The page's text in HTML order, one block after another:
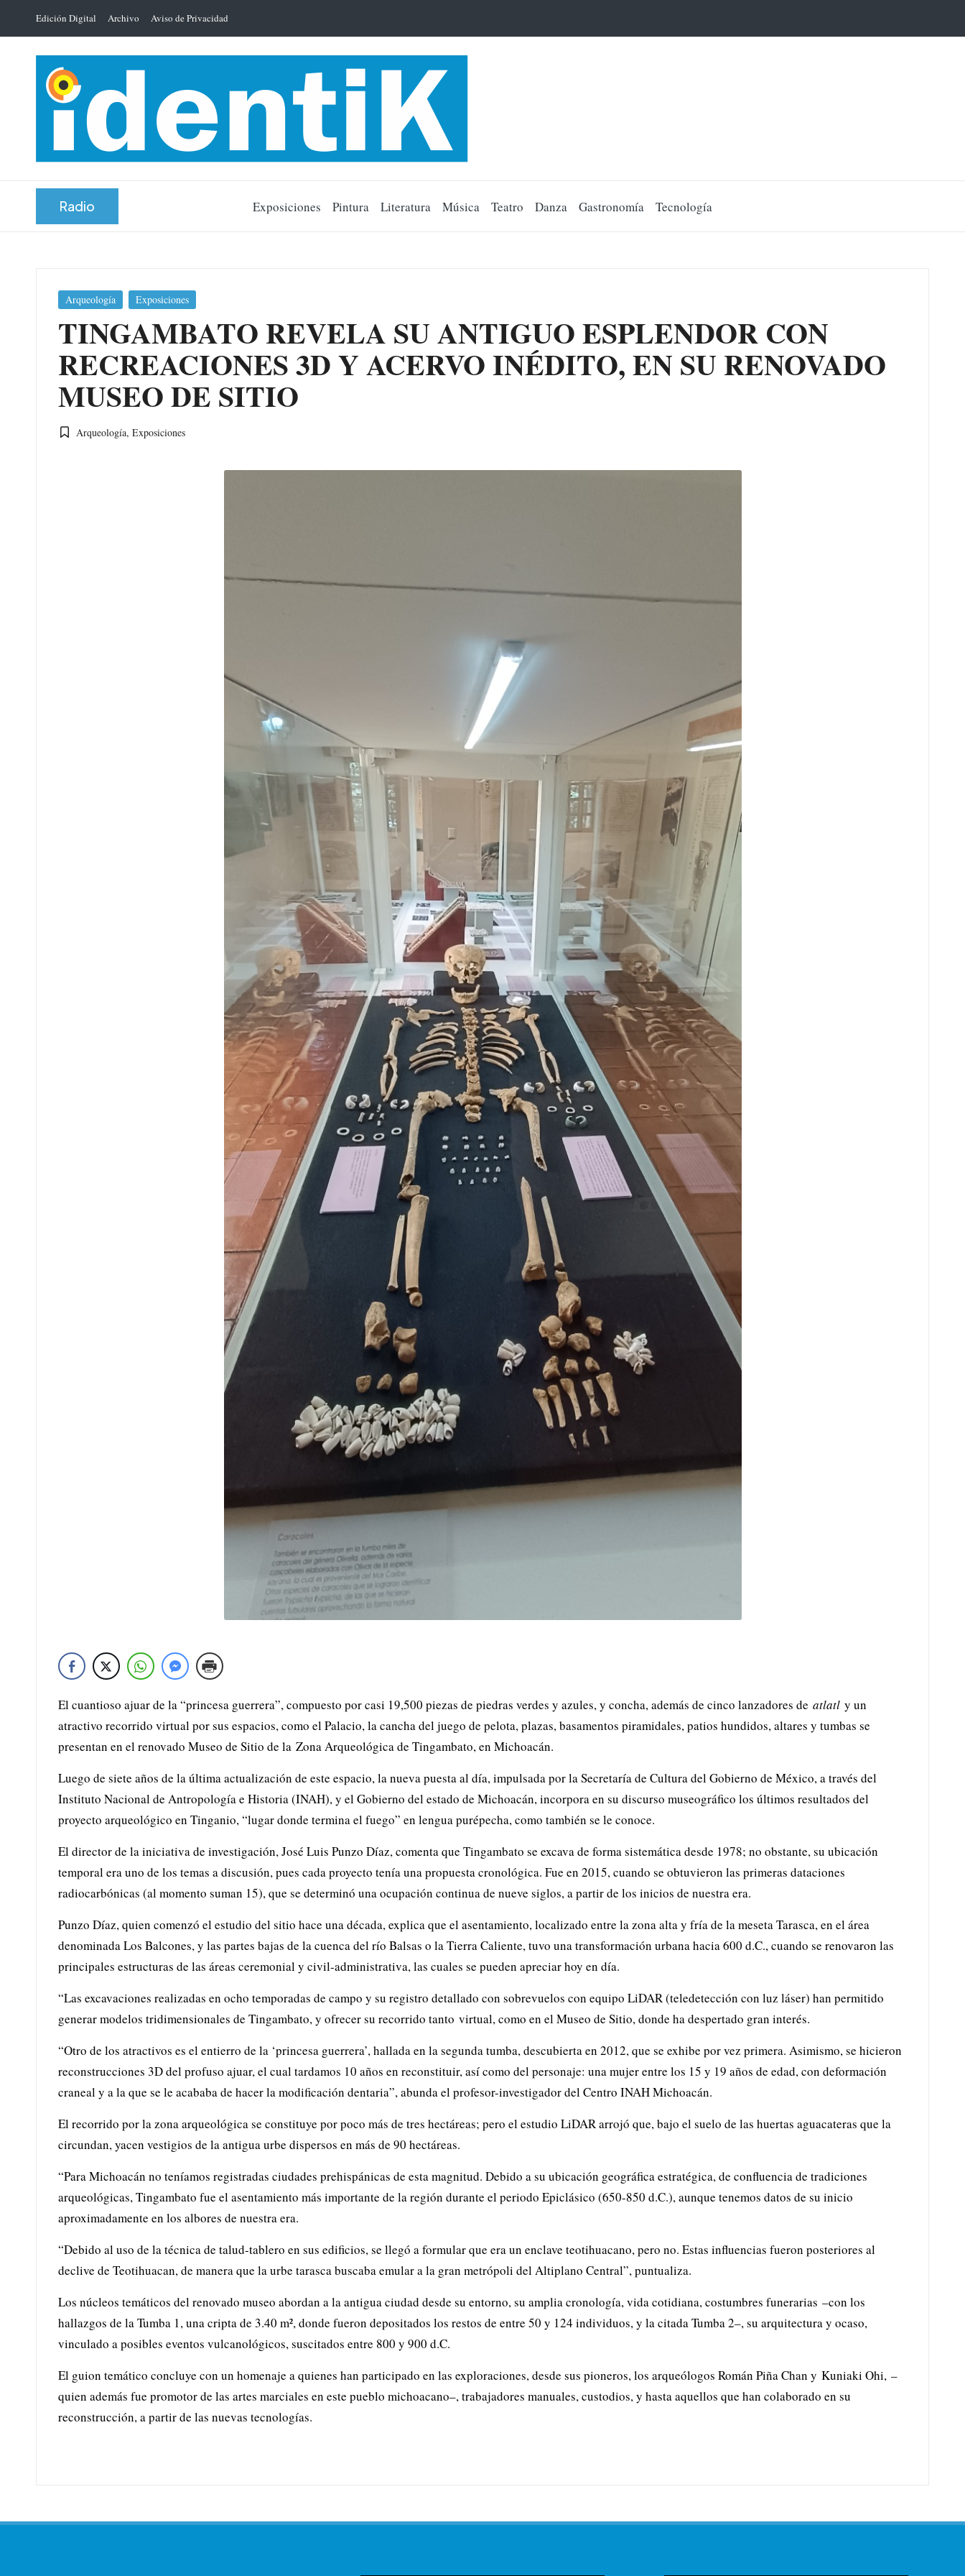
Saltar
contenido
Edición Digital Archivo Aviso de Privacidad
Radio Exposiciones Pintura Literatura Música Teatro Danza Gastronomía Tecnología
Publicada
Arqueología Exposiciones
TINGAMBATO REVELA SU ANTIGUO ESPLENDOR CON
RECREACIONES 3D Y ACERVO INÉDITO, EN SU RENOVADO
MUSEO DE SITIO
Publicada
Arqueología,Exposiciones
El cuantioso ajuar de la “princesa guerrera”, compuesto por casi 19,500 piezas de piedras verdes y azules, y concha, además de cinco lanzadores de atlatl y un
atractivo recorrido virtual por sus espacios, como el Palacio, la cancha del juego de pelota, plazas, basamentos piramidales, patios hundidos, altares y tumbas se
presentan en el renovado Museo de Sitio de la Zona Arqueológica de Tingambato, en Michoacán.
Luego de siete años de la última actualización de este espacio, la nueva puesta al día, impulsada por la Secretaría de Cultura del Gobierno de México, a través del
Instituto Nacional de Antropología e Historia (INAH), y el Gobierno del estado de Michoacán, incorpora en su discurso museográfico los últimos resultados del
proyecto arqueológico en Tinganio, “lugar donde termina el fuego” en lengua purépecha, como también se le conoce.
El director de la iniciativa de investigación, José Luis Punzo Díaz, comenta que Tingambato se excava de forma sistemática desde 1978; no obstante, su ubicación
temporal era uno de los temas a discusión, pues cada proyecto tenía una propuesta cronológica. Fue en 2015, cuando se obtuvieron las primeras dataciones
radiocarbónicas (al momento suman 15), que se determinó una ocupación continua de nueve siglos, a partir de los inicios de nuestra era.
Punzo Díaz, quien comenzó el estudio del sitio hace una década, explica que el asentamiento, localizado entre la zona alta y fría de la meseta Tarasca, en el área
denominada Los Balcones, y las partes bajas de la cuenca del río Balsas o la Tierra Caliente, tuvo una transformación urbana hacia 600 d.C., cuando se renovaron las
principales estructuras de las áreas ceremonial y civil-administrativa, las cuales se pueden apreciar hoy en día.
“Las excavaciones realizadas en ocho temporadas de campo y su registro detallado con sobrevuelos con equipo LiDAR (teledetección con luz láser) han permitido
generar modelos tridimensionales de Tingambato, y ofrecer su recorrido tanto virtual, como en el Museo de Sitio, donde ha despertado gran interés.
“Otro de los atractivos es el entierro de la ‘princesa guerrera’, hallada en la segunda tumba, descubierta en 2012, que se exhibe por vez primera. Asimismo, se hicieron
reconstrucciones 3D del profuso ajuar, el cual tardamos 10 años en reconstituir, así como del personaje: una mujer entre los 15 y 19 años de edad, con deformación
craneal y a la que se le acababa de hacer la modificación dentaria”, abunda el profesor-investigador del Centro INAH Michoacán.
El recorrido por la zona arqueológica se constituye por poco más de tres hectáreas; pero el estudio LiDAR arrojó que, bajo el suelo de las huertas aguacateras que la
circundan, yacen vestigios de la antigua urbe dispersos en más de 90 hectáreas.
“Para Michoacán no teníamos registradas ciudades prehispánicas de esta magnitud. Debido a su ubicación geográfica estratégica, de confluencia de tradiciones
arqueológicas, Tingambato fue el asentamiento más importante de la región durante el periodo Epiclásico (650-850 d.C.), aunque tenemos datos de su inicio
aproximadamente en los albores de nuestra era.
“Debido al uso de la técnica de talud-tablero en sus edificios, se llegó a formular que era un enclave teotihuacano, pero no. Estas influencias fueron posteriores al
declive de Teotihuacan, de manera que la urbe tarasca buscaba emular a la gran metrópoli del Altiplano Central”, puntualiza.
Los núcleos temáticos del renovado museo abordan a la antigua ciudad desde su entorno, su amplia cronología, vida cotidiana, costumbres funerarias –con los
hallazgos de la Tumba 1, una cripta de 3.40 m², donde fueron depositados los restos de entre 50 y 124 individuos, y la citada Tumba 2–, su arquitectura y ocaso,
vinculado a posibles eventos vulcanológicos, suscitados entre 800 y 900 d.C.
El guion temático concluye con un homenaje a quienes han participado en las exploraciones, desde sus pioneros, los arqueólogos Román Piña Chan y Kuniaki Ohi, –
quien además fue promotor de las artes marciales en este pueblo michoacano–, trabajadores manuales, custodios, y hasta aquellos que han colaborado en su
reconstrucción, a partir de las nuevas tecnologías.